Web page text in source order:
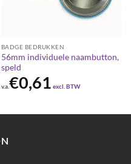
BADGE BEDRUKKEN
56mm individuele naambutton,
speld
v.a.€0,61 excl. BTW